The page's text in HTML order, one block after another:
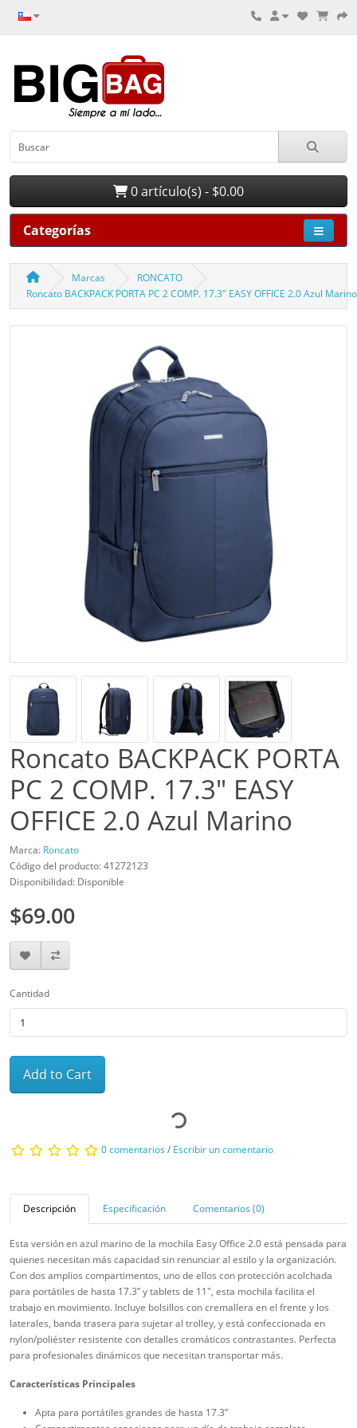
0 artículo(s) - $0.00
Categorías
Marcas
RONCATO
Roncato BACKPACK PORTA PC 2 COMP. 17.3" EASY OFFICE 2.0 Azul Marino
Roncato BACKPACK PORTA
PC 2 COMP. 17.3" EASY
OFFICE 2.0 Azul Marino
Marca: Roncato
Código del producto: 41272123
Disponibilidad: Disponible
$69.00
Cantidad
Add to Cart
0 comentarios/ Escribir un comentario
Descripción Especificación Comentarios (0)
Esta versión en azul marino de la mochila Easy Office 2.0 está pensada para
quienes necesitan más capacidad sin renunciar al estilo y la organización.
Con dos amplios compartimentos, uno de ellos con protección acolchada
para portátiles de hasta 17.3” y tablets de 11", esta mochila facilita el
trabajo en movimiento. Incluye bolsillos con cremallera en el frente y los
laterales, banda trasera para sujetar al trolley, y está confeccionada en
nylon/poliéster resistente con detalles cromáticos contrastantes. Perfecta
para profesionales dinámicos que necesitan transportar más.
Características Principales
Apta para portátiles grandes de hasta 17.3”